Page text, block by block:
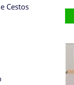
Cestos